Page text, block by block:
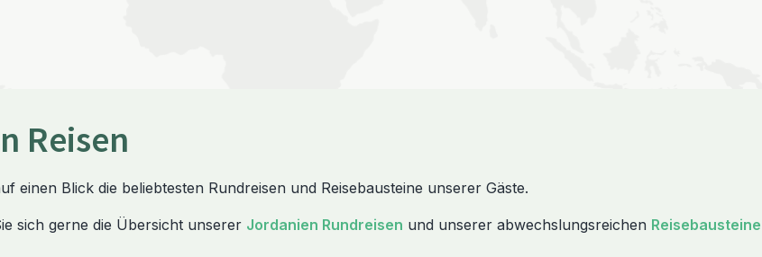
Reisen
einen Blick die beliebtesten Rundreisen und Reisebausteine unserer Gäste.
sich gerne die Übersicht unserer Jordanien Rundreisen und unserer abwechslungsreichen Reisebausteine